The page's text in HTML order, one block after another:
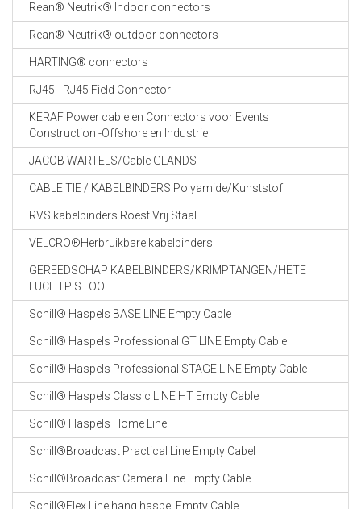
Rean® Neutrik® Indoor connectors
Rean® Neutrik® outdoor connectors
HARTING® connectors
RJ45 - RJ45 Field Connector
KERAF Power cable en Connectors voor Events
Construction -Offshore en Industrie
JACOB WARTELS/Cable GLANDS
CABLE TIE / KABELBINDERS Polyamide/Kunststof
RVS kabelbinders Roest Vrij Staal
VELCRO®Herbruikbare kabelbinders
GEREEDSCHAP KABELBINDERS/KRIMPTANGEN/HETE
LUCHTPISTOOL
Schill® Haspels BASE LINE Empty Cable
Schill® Haspels Professional GT LINE Empty Cable
Schill® Haspels Professional STAGE LINE Empty Cable
Schill® Haspels Classic LINE HT Empty Cable
Schill® Haspels Home Line
Schill®Broadcast Practical Line Empty Cabel
Schill®Broadcast Camera Line Empty Cable
Schill®Flex Line hang haspel Empty Cable